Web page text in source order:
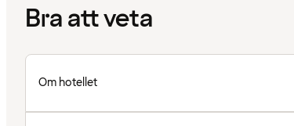
Bra att veta
Om hotellet